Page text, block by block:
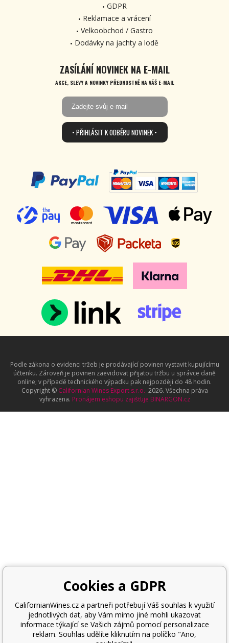
GDPR
Reklamace a vrácení
Velkoobchod / Gastro
Dodávky na jachty a lodě
ZASÍLÁNÍ NOVINEK NA E-MAIL
AKCE, SLEVY A NOVINKY PŘEDNOSTNĚ NA VÁŠ E-MAIL
• PŘIHLÁSIT K ODBĚRU NOVINEK •
Podle zákona o evidenci tržeb je prodávající povinen vystavit kupujícímu
účtenku. Zároveň je povinen zaevidovat přijatou tržbu u správce daně
online; v případě technického výpadku pak nejpozději do 48 hodin.
Copyright © Californian Wines Export s.r.o. 2026. Všechna práva
vyhrazena. Pronájem eshopu zajišťuje BINARGON.cz
Cookies a GDPR
CalifornianWines.cz a partneři potřebují Váš souhlas k využití
jednotlivých dat, aby Vám mimo jiné mohli ukazovat
informace týkající se Vašich zájmů pomocí personalizace
reklam. Souhlas udělíte kliknutím na políčko "Ano,